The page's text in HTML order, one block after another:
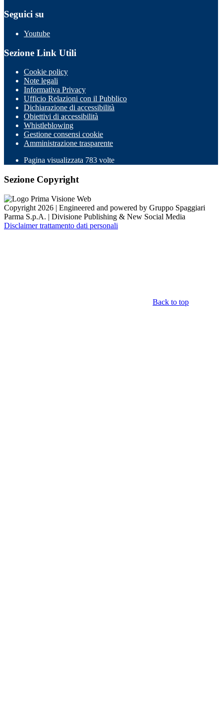
Seguici su
Youtube
Sezione Link Utili
Cookie policy
Note legali
Informativa Privacy
Ufficio Relazioni con il Pubblico
Dichiarazione di accessibilità
Obiettivi di accessibilità
Whistleblowing
Gestione consensi cookie
Amministrazione trasparente
Pagina visualizzata 783 volte
Sezione Copyright
Copyright 2026 | Engineered and powered by Gruppo Spaggiari
Parma S.p.A. | Divisione Publishing & New Social Media
Disclaimer trattamento dati personali
Back to top